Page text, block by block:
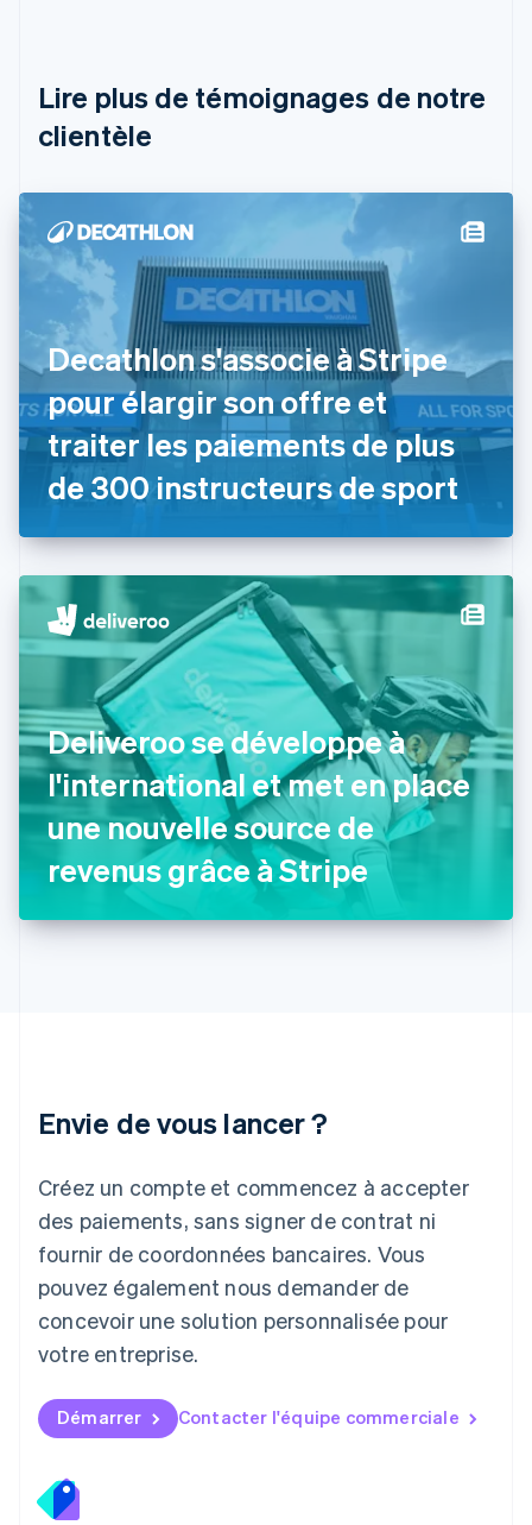
Lire plus de témoignages de notre
clientèle
Decathlon s'associe à Stripe
pour élargir son offre et
traiter les paiements de plus
de 300 instructeurs de sport
Deliveroo se développe à
l'international et met en place
une nouvelle source de
revenus grâce à Stripe
Envie de vous lancer ?
Créez un compte et commencez à accepter
des paiements, sans signer de contrat ni
fournir de coordonnées bancaires. Vous
pouvez également nous demander de
concevoir une solution personnalisée pour
votre entreprise.
Démarrer Contacter l'équipe commerciale
Brésil
PortuguêsEnglish
Bulgarie
Chine continentale
简体中文
Chypre
English
Croatie
English Italiano
Danemark
English
Émirats arabes unis
English
Espagne
EspañolEnglish
English
États-Unis
Español 简体中文
Finlande
EnglishSvenska
France
FrançaisEnglish
Gibraltar
English
Grèce
English
English
English
English
Deutsch English
Luxembourg
FrançaisDeutsch English
Malaisie
English 简体中文
Malte
English
EspañolEnglish
English
Nouvelle-Zélande
Pays-Bas
Nederlands